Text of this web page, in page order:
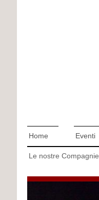
Home Eventi
Le nostre Compagnie